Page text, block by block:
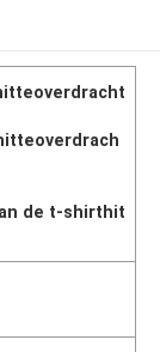
de t-shirthit